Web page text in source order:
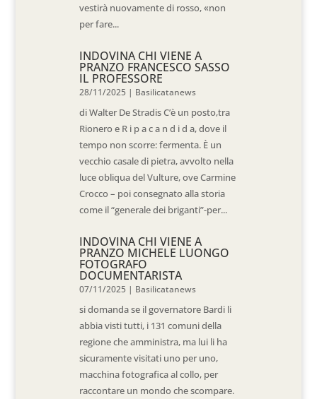
vestirà nuovamente di rosso, «non
per fare...
INDOVINA CHI VIENE A
PRANZO FRANCESCO SASSO
IL PROFESSORE
28/11/2025 | Basilicatanews
di Walter De Stradis C’è un posto,tra
Rionero e R i p a c a n d i d a, dove il
tempo non scorre: fermenta. È un
vecchio casale di pietra, avvolto nella
luce obliqua del Vulture, ove Carmine
Crocco – poi consegnato alla storia
come il “generale dei briganti”-per...
INDOVINA CHI VIENE A
PRANZO MICHELE LUONGO
FOTOGRAFO
DOCUMENTARISTA
07/11/2025 | Basilicatanews
si domanda se il governatore Bardi li
abbia visti tutti, i 131 comuni della
regione che amministra, ma lui li ha
sicuramente visitati uno per uno,
macchina fotografica al collo, per
raccontare un mondo che scompare.